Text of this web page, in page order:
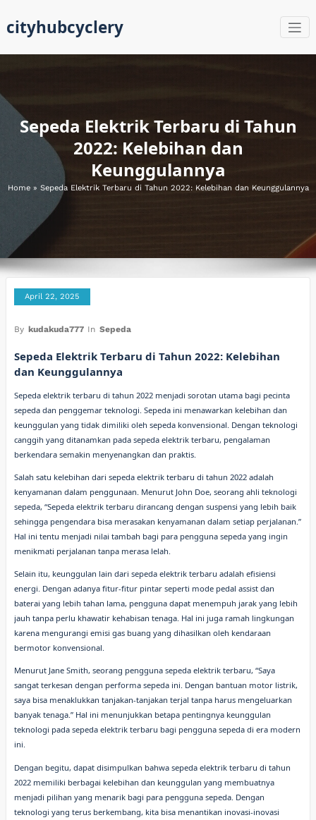
content
cityhubcyclery
Sepeda Elektrik Terbaru di Tahun
2022: Kelebihan dan
Keunggulannya
Home» Sepeda Elektrik Terbaru di Tahun 2022: Kelebihan dan Keunggulannya
April 22, 2025
By kudakuda777 In Sepeda
Sepeda Elektrik Terbaru di Tahun 2022: Kelebihan
dan Keunggulannya
Sepeda elektrik terbaru di tahun 2022 menjadi sorotan utama bagi pecinta
sepeda dan penggemar teknologi. Sepeda ini menawarkan kelebihan dan
keunggulan yang tidak dimiliki oleh sepeda konvensional. Dengan teknologi
canggih yang ditanamkan pada sepeda elektrik terbaru, pengalaman
berkendara semakin menyenangkan dan praktis.
Salah satu kelebihan dari sepeda elektrik terbaru di tahun 2022 adalah
kenyamanan dalam penggunaan. Menurut John Doe, seorang ahli teknologi
sepeda, “Sepeda elektrik terbaru dirancang dengan suspensi yang lebih baik
sehingga pengendara bisa merasakan kenyamanan dalam setiap perjalanan.”
Hal ini tentu menjadi nilai tambah bagi para pengguna sepeda yang ingin
menikmati perjalanan tanpa merasa lelah.
Selain itu, keunggulan lain dari sepeda elektrik terbaru adalah efisiensi
energi. Dengan adanya fitur-fitur pintar seperti mode pedal assist dan
baterai yang lebih tahan lama, pengguna dapat menempuh jarak yang lebih
jauh tanpa perlu khawatir kehabisan tenaga. Hal ini juga ramah lingkungan
karena mengurangi emisi gas buang yang dihasilkan oleh kendaraan
bermotor konvensional.
Menurut Jane Smith, seorang pengguna sepeda elektrik terbaru, “Saya
sangat terkesan dengan performa sepeda ini. Dengan bantuan motor listrik,
saya bisa menaklukkan tanjakan-tanjakan terjal tanpa harus mengeluarkan
banyak tenaga.” Hal ini menunjukkan betapa pentingnya keunggulan
teknologi pada sepeda elektrik terbaru bagi pengguna sepeda di era modern
ini.
Dengan begitu, dapat disimpulkan bahwa sepeda elektrik terbaru di tahun
2022 memiliki berbagai kelebihan dan keunggulan yang membuatnya
menjadi pilihan yang menarik bagi para pengguna sepeda. Dengan
teknologi yang terus berkembang, kita bisa menantikan inovasi-inovasi